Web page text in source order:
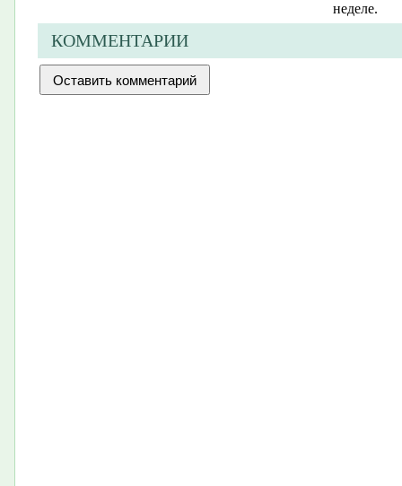
неделе.
КОММЕНТАРИИ